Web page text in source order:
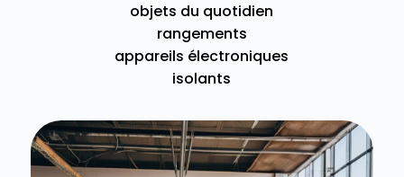
objets du quotidien
rangements
appareils électroniques
isolants